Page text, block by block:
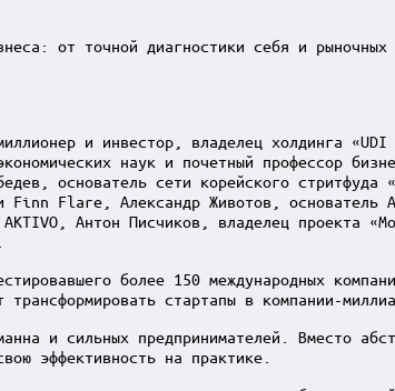
от точной диагностики себя и
и инвестор, владелец холдинга «UDI
наук и почетный профессор
основатель сети корейского стритфуда
Finn Flare, Александр Животов, основатель
Антон Писчиков, владелец проекта
более 150 международных
стартапы в компании-
и сильных предпринимателей. Вместо
эффективность на практике.